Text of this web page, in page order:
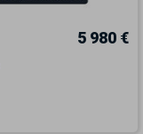
5 980 €